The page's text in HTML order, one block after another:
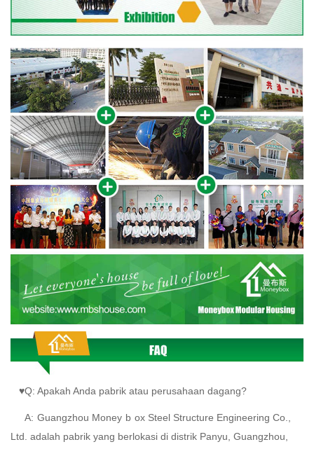
♥Q: Apakah Anda pabrik atau perusahaan dagang?
A: Guangzhou Money b ox Steel Structure Engineering Co.,
Ltd. adalah pabrik yang berlokasi di distrik Panyu, Guangzhou,